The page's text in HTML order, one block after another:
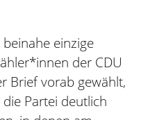
einzige
der CDU
Brief vorab gewählt,
Partei deutlich